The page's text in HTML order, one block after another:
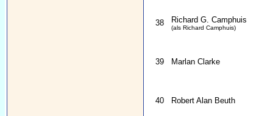
38 Richard G. Camphuis
(als Richard Camphuis)
39 Marlan Clarke
40 Robert Alan Beuth